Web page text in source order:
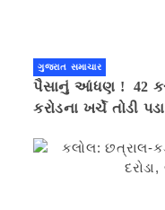
ગુજરાત સમાચાર
પૈસાનું આંધણ ! 42
કરોડના ખર્ચે તોડી